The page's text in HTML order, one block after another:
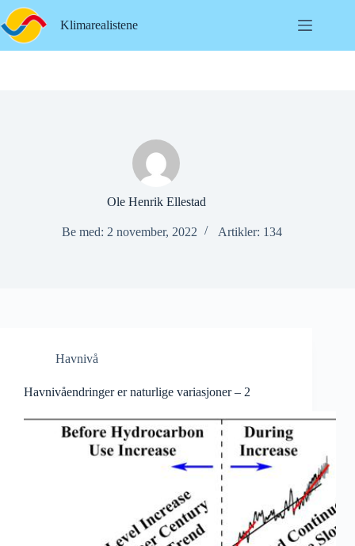
Hopp
til
innholdet
Klimarealistene
Ole Henrik Ellestad
Be med: 2 november, 2022 Artikler: 134
Havnivå
Havnivåendringer er naturlige variasjoner – 2